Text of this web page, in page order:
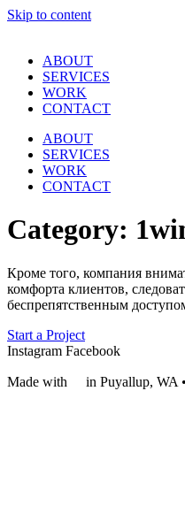
Skip to content
ABOUT
SERVICES
WORK
CONTACT
ABOUT
SERVICES
WORK
CONTACT
Category:
Кроме того, компания
комфорта клиентов,
беспрепятственным
Start a Project
Instagram Facebook
Made with in Puyallup, WA